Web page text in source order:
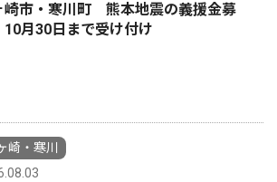
崎市・寒川町 熊本地震の義援金募
月30日まで受け付け
崎・寒川